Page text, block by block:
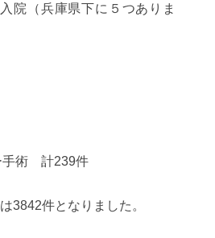
院（兵庫県下に５つありま
手術 計239件
3842件となりました。